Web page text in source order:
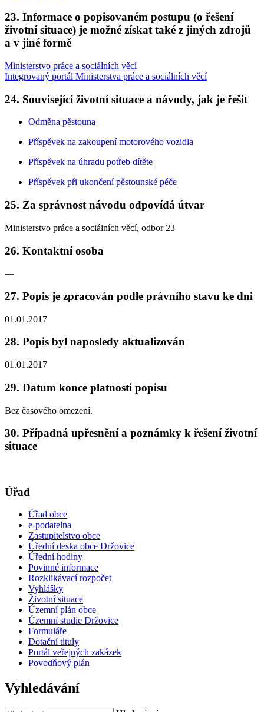
23. Informace o popisovaném postupu (o řešení
životní situace) je možné získat také z jiných zdrojů
a v jiné formě
Ministerstvo práce a sociálních věcí
Integrovaný portál Ministerstva práce a sociálních věcí
24. Související životní situace a návody, jak je řešit
Odměna pěstouna
Příspěvek na zakoupení motorového vozidla
Příspěvek na úhradu potřeb dítěte
Příspěvek při ukončení pěstounské péče
25. Za správnost návodu odpovídá útvar
Ministerstvo práce a sociálních věcí, odbor 23
26. Kontaktní osoba
—
27. Popis je zpracován podle právního stavu ke dni
01.01.2017
28. Popis byl naposledy aktualizován
01.01.2017
29. Datum konce platnosti popisu
Bez časového omezení.
30. Případná upřesnění a poznámky k řešení životní
situace
Úřad
Úřad obce
e-podatelna
Zastupitelstvo obce
Úřední deska obce Držovice
Úřední hodiny
Povinné informace
Rozklikávací rozpočet
Vyhlášky
Životní situace
Územní plán obce
Územní studie Držovice
Formuláře
Dotační tituly
Portál veřejných zakázek
Povodňový plán
Vyhledávání